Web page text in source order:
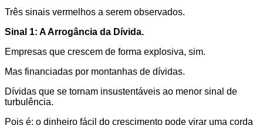
Três sinais vermelhos a serem observados.
Sinal 1: A Arrogância da Dívida.
Empresas que crescem de forma explosiva, sim.
Mas financiadas por montanhas de dívidas.
Dívidas que se tornam insustentáveis ao menor sinal de
turbulência.
Pois é: o dinheiro fácil do crescimento pode virar uma corda